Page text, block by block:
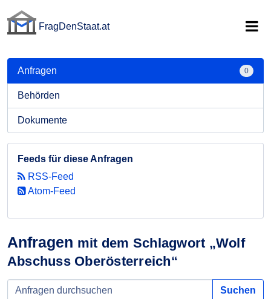
FragDenStaat.at
Anfragen mit dem Schlagwort „Wolf
Abschuss Oberösterreich“
Suchen
Anfragen 0
Behörden
Dokumente
Feeds für diese Anfragen
RSS-Feed
Atom-Feed